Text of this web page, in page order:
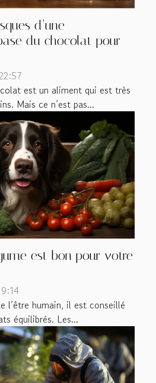
d’une
du chocolat pour
est un aliment qui est très
Mais ce n’est pas...
est bon pour votre
l’être humain, il est conseillé
équilibrés. Les...